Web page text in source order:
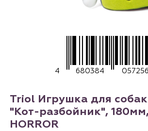
4 680384 057256
Triol Игрушка для
"Кот-разбойник",
HORROR